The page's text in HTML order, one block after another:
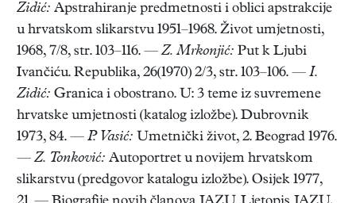
Zidić: Apstrahiranje predmetnosti i oblici apstrakcije
u hrvatskom slikarstvu 1951–1968. Život umjetnosti,
1968, 7/8, str. 103–116. — Z. Mrkonjić: Put k Ljubi
Ivančiću. Republika, 26(1970) 2/3, str. 103–106. — I.
Zidić: Granica i obostrano. U: 3 teme iz suvremene
hrvatske umjetnosti (katalog izložbe). Dubrovnik
1973, 84. — P. Vasić: Umetnički život, 2. Beograd 1976.
— Z. Tonković: Autoportret u novijem hrvatskom
slikarstvu (predgovor katalogu izložbe). Osijek 1977,